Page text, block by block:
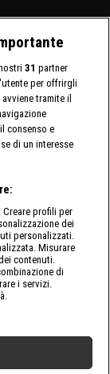
31 partner
per offrirgli
tramite il
consenso e
di un interesse
profili per
dei
personalizzati.
Misurare
contenuti.
di
i servizi.